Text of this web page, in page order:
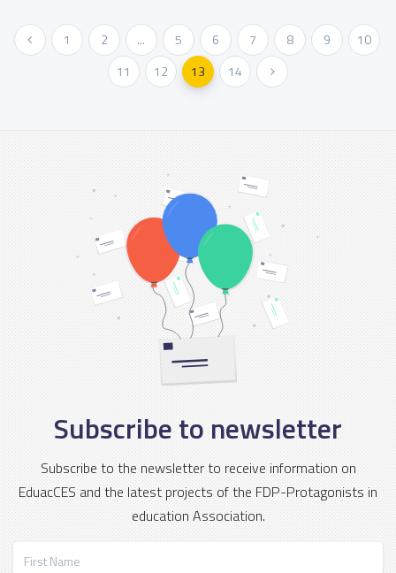
« Previous 1 2 ... 5 6 7 8 9
10
11
12 13 14 Next »
Subscribe to newsletter
Subscribe to the newsletter to receive information on
EduacCES and the latest projects of the FDP-Protagonists in
education Association.